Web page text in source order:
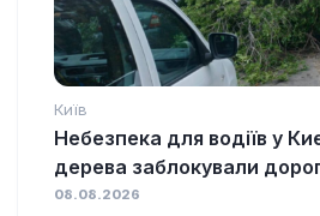
Київ
Небезпека для водіїв у
дерева заблокували
08.08.2026